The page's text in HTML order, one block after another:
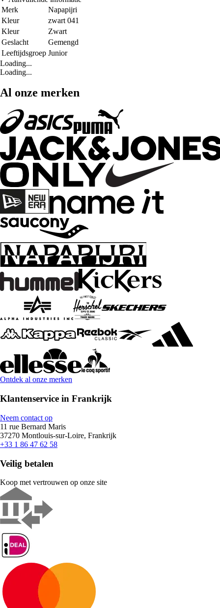
Merk
Napapijri
Kleur
zwart 041
Kleur
Zwart
Geslacht
Gemengd
Leeftijdsgroep Junior
Loading...
Loading...
Al onze merken
Ontdek al onze merken
Klantenservice in Frankrijk
Neem contact op
11 rue Bernard Maris
37270 Montlouis-sur-Loire, Frankrijk
+33 1 86 47 62 58
Veilig betalen
Koop met vertrouwen op onze site